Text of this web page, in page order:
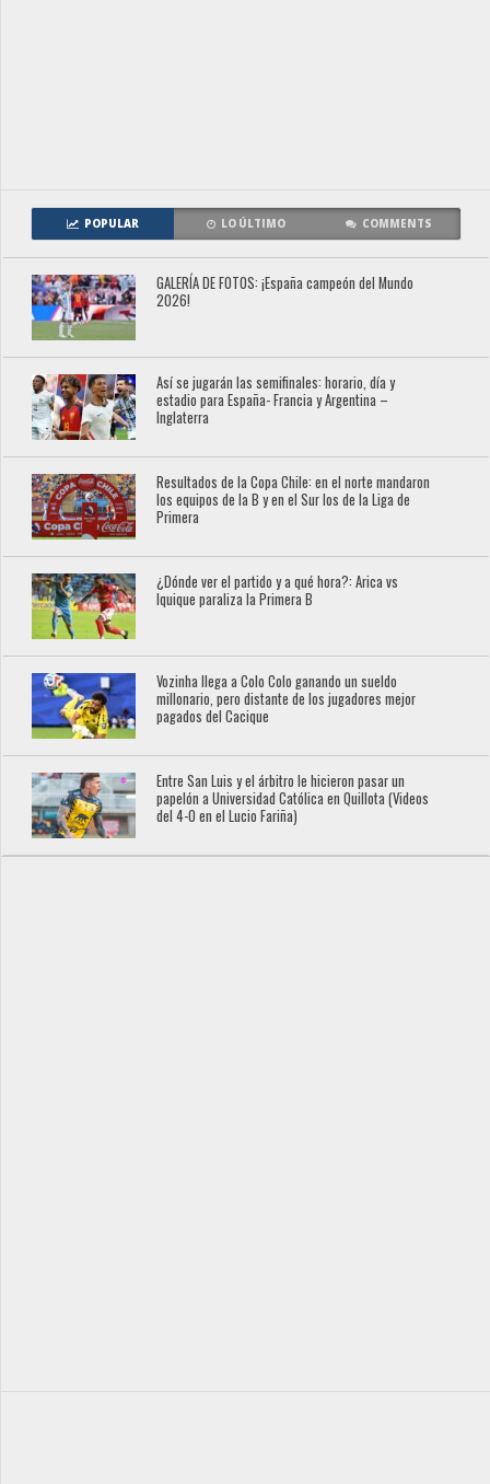
POPULAR LO ÚLTIMO COMMENTS
GALERÍA DE FOTOS: ¡España campeón del Mundo
2026!
Así se jugarán las semifinales: horario, día y
estadio para España- Francia y Argentina –
Inglaterra
Resultados de la Copa Chile: en el norte mandaron
los equipos de la B y en el Sur los de la Liga de
Primera
¿Dónde ver el partido y a qué hora?: Arica vs
Iquique paraliza la Primera B
Vozinha llega a Colo Colo ganando un sueldo
millonario, pero distante de los jugadores mejor
pagados del Cacique
Entre San Luis y el árbitro le hicieron pasar un
papelón a Universidad Católica en Quillota (Videos
del 4-0 en el Lucio Fariña)